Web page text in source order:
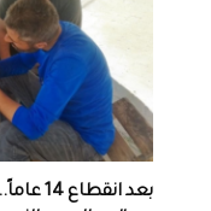
بعد